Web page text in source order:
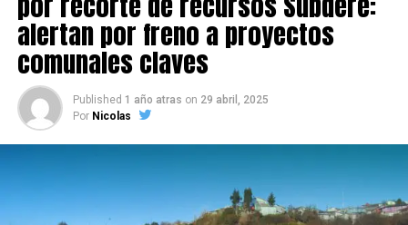
alertan por freno a proyectos
comunales claves
Published 1 año atras on 29 abril, 2025
Por Nicolas